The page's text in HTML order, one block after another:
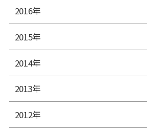
2016年
2015年
2014年
2013年
2012年